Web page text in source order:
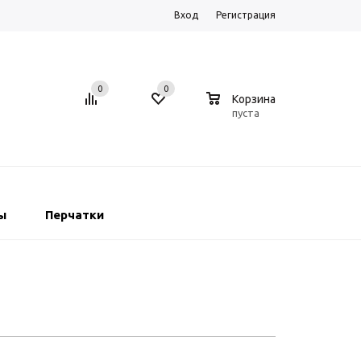
Вход Регистрация
0 0
Корзина
пуста
Перчатки